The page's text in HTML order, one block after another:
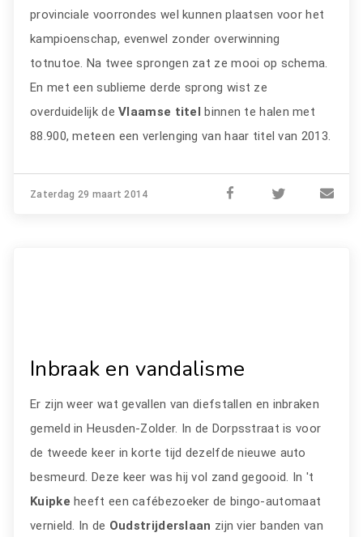
provinciale voorrondes wel kunnen plaatsen voor het
kampioenschap, evenwel zonder overwinning
totnutoe. Na twee sprongen zat ze mooi op schema.
En met een sublieme derde sprong wist ze
overduidelijk deVlaamse titel binnen te halen met
88.900, meteen een verlenging van haar titel van 2013.
Zaterdag 29 maart 2014
Inbraak en vandalisme
Er zijn weer wat gevallen van diefstallen en inbraken
gemeld in Heusden-Zolder. In de Dorpsstraat is voor
de tweede keer in korte tijd dezelfde nieuwe auto
besmeurd. Deze keer was hij vol zand gegooid. In 't
Kuipkeheeft een cafébezoeker de bingo-automaat
vernield. In de Oudstrijderslaan zijn vier banden van